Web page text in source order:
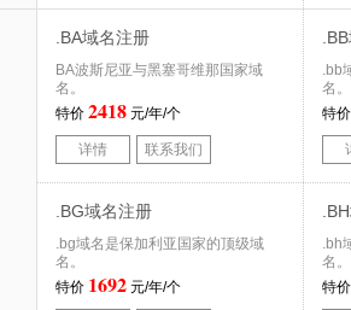
.BA域名注册
BA波斯尼亚与黑塞哥维那国家域
名。
特价 2418 元/年/个
详情 联系我们
.bb
名。
特价
.BG域名注册
.bg域名是保加利亚国家的顶级域
名。
特价 1692 元/年/个
.bh
名。
特价